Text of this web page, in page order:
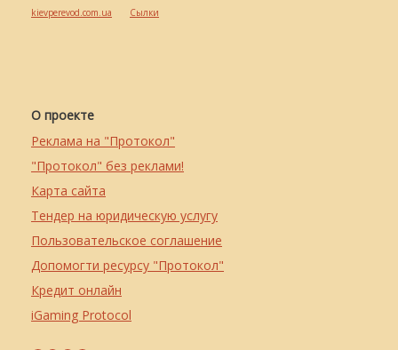
О проекте
Реклама на "Протокол"
"Протокол" без реклами!
Карта сайта
Тендер на юридическую услугу
Пользовательское соглашение
Допомогти ресурсу "Протокол"
Кредит онлайн
iGaming Protocol
kievperevod.com.ua
Cылки